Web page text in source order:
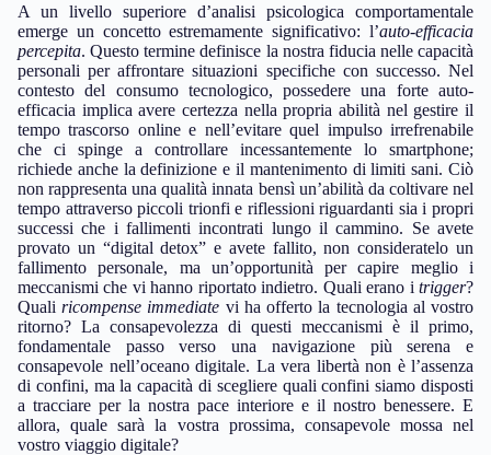
A un livello superiore d’analisi psicologica comportamentale
emerge un concetto estremamente significativo: l’auto-efficacia
percepita. Questo termine definisce la nostra fiducia nelle capacità
personali per affrontare situazioni specifiche con successo. Nel
contesto del consumo tecnologico, possedere una forte auto-
efficacia implica avere certezza nella propria abilità nel gestire il
tempo trascorso online e nell’evitare quel impulso irrefrenabile
che ci spinge a controllare incessantemente lo smartphone;
richiede anche la definizione e il mantenimento di limiti sani. Ciò
non rappresenta una qualità innata bensì un’abilità da coltivare nel
tempo attraverso piccoli trionfi e riflessioni riguardanti sia i propri
successi che i fallimenti incontrati lungo il cammino. Se avete
provato un “digital detox” e avete fallito, non consideratelo un
fallimento personale, ma un’opportunità per capire meglio i
meccanismi che vi hanno riportato indietro. Quali erano i trigger?
Qualiricompense immediate vi ha offerto la tecnologia al vostro
ritorno? La consapevolezza di questi meccanismi è il primo,
fondamentale passo verso una navigazione più serena e
consapevole nell’oceano digitale. La vera libertà non è l’assenza
di confini, ma la capacità di scegliere quali confini siamo disposti
a tracciare per la nostra pace interiore e il nostro benessere. E
allora, quale sarà la vostra prossima, consapevole mossa nel
vostro viaggio digitale?